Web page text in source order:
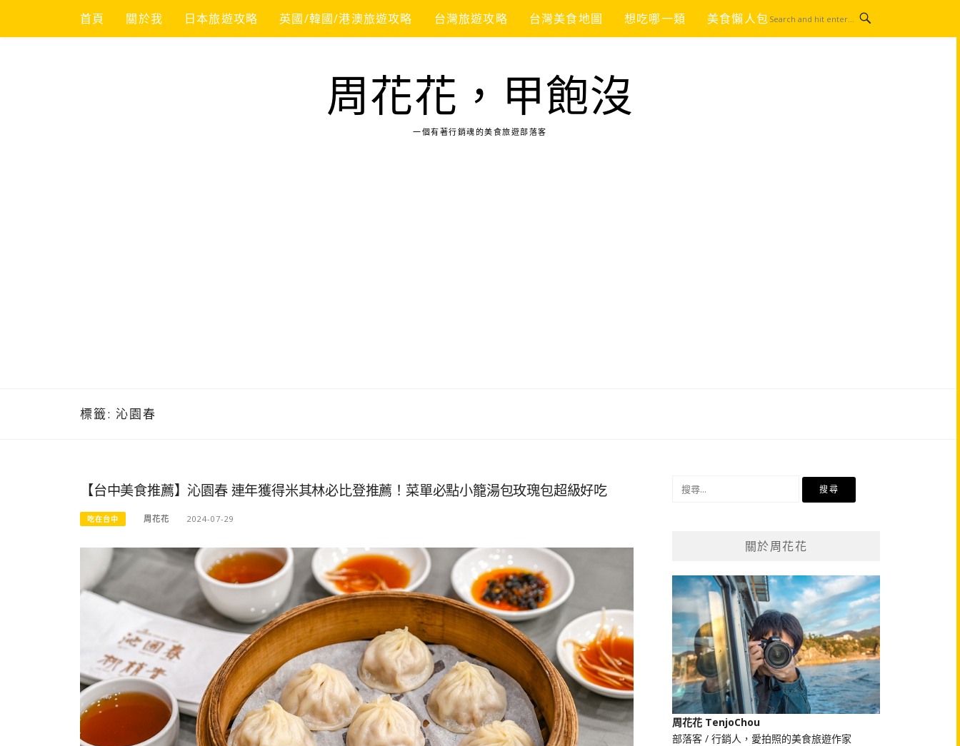
content
首頁 關於我 日本旅遊攻略 英國/韓國/港澳旅遊攻略 台灣旅遊攻略 台灣美食地圖 想吃哪一類 美食懶人包
周花花，甲飽沒
一個有著行銷魂的美食旅遊部落客
標籤: 沁園春
【台中美食推薦】沁園春 連年獲得米其林必比登推薦！菜單必點小籠湯包玫瑰包超級好吃
吃在台中 周花花 2024-07-29
關於周花花
周花花 TenjoChou
部落客 / 行銷人，愛拍照的美食旅遊作家